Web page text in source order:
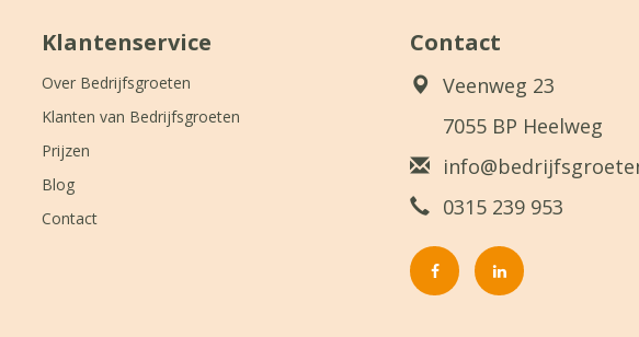
Klantenservice
Over Bedrijfsgroeten
Klanten van Bedrijfsgroeten
Prijzen
Blog
Contact
Contact
Veenweg 23
7055 BP Heelweg
0315 239 953